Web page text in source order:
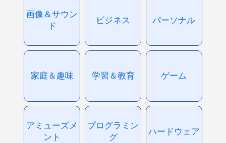
画像＆サウン
ド
ビジネス パーソナル
家庭＆趣味 学習＆教育 ゲーム
アミューズメ
ント
プログラミン
グ
ハードウェア